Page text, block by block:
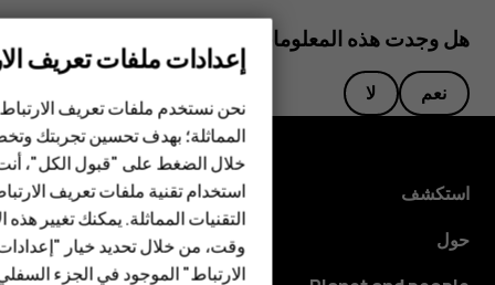
الهواتف الذكية
الهواتف المميزة
HMD Terra M
HMD DUB
هل وجدت هذه المعلومات مفيدة؟
نعم لا
استكشف
حول
إعدادات ملفات تعريف
نحن نستخدم ملفات تعريف
المماثلة؛ بهدف تحسين تجربتك
خلال الضغط على "قبول الكل"،
استخدام تقنية ملفات تعريف
التقنيات المماثلة. يمكنك تغيير
وقت، من خلال تحديد خيار
الارتباط" الموجود في الجزء